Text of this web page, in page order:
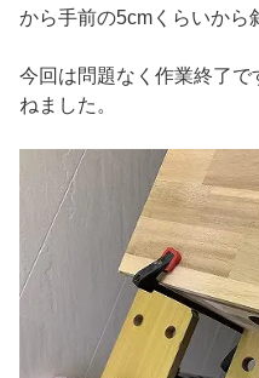
から手前の5cmくらいから
今回は問題なく作業終了
ねました。